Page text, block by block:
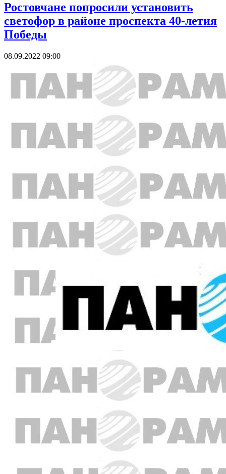
Ростовчане попросили установить
светофор в районе проспекта 40-летия
Победы
08.09.2022 09:00